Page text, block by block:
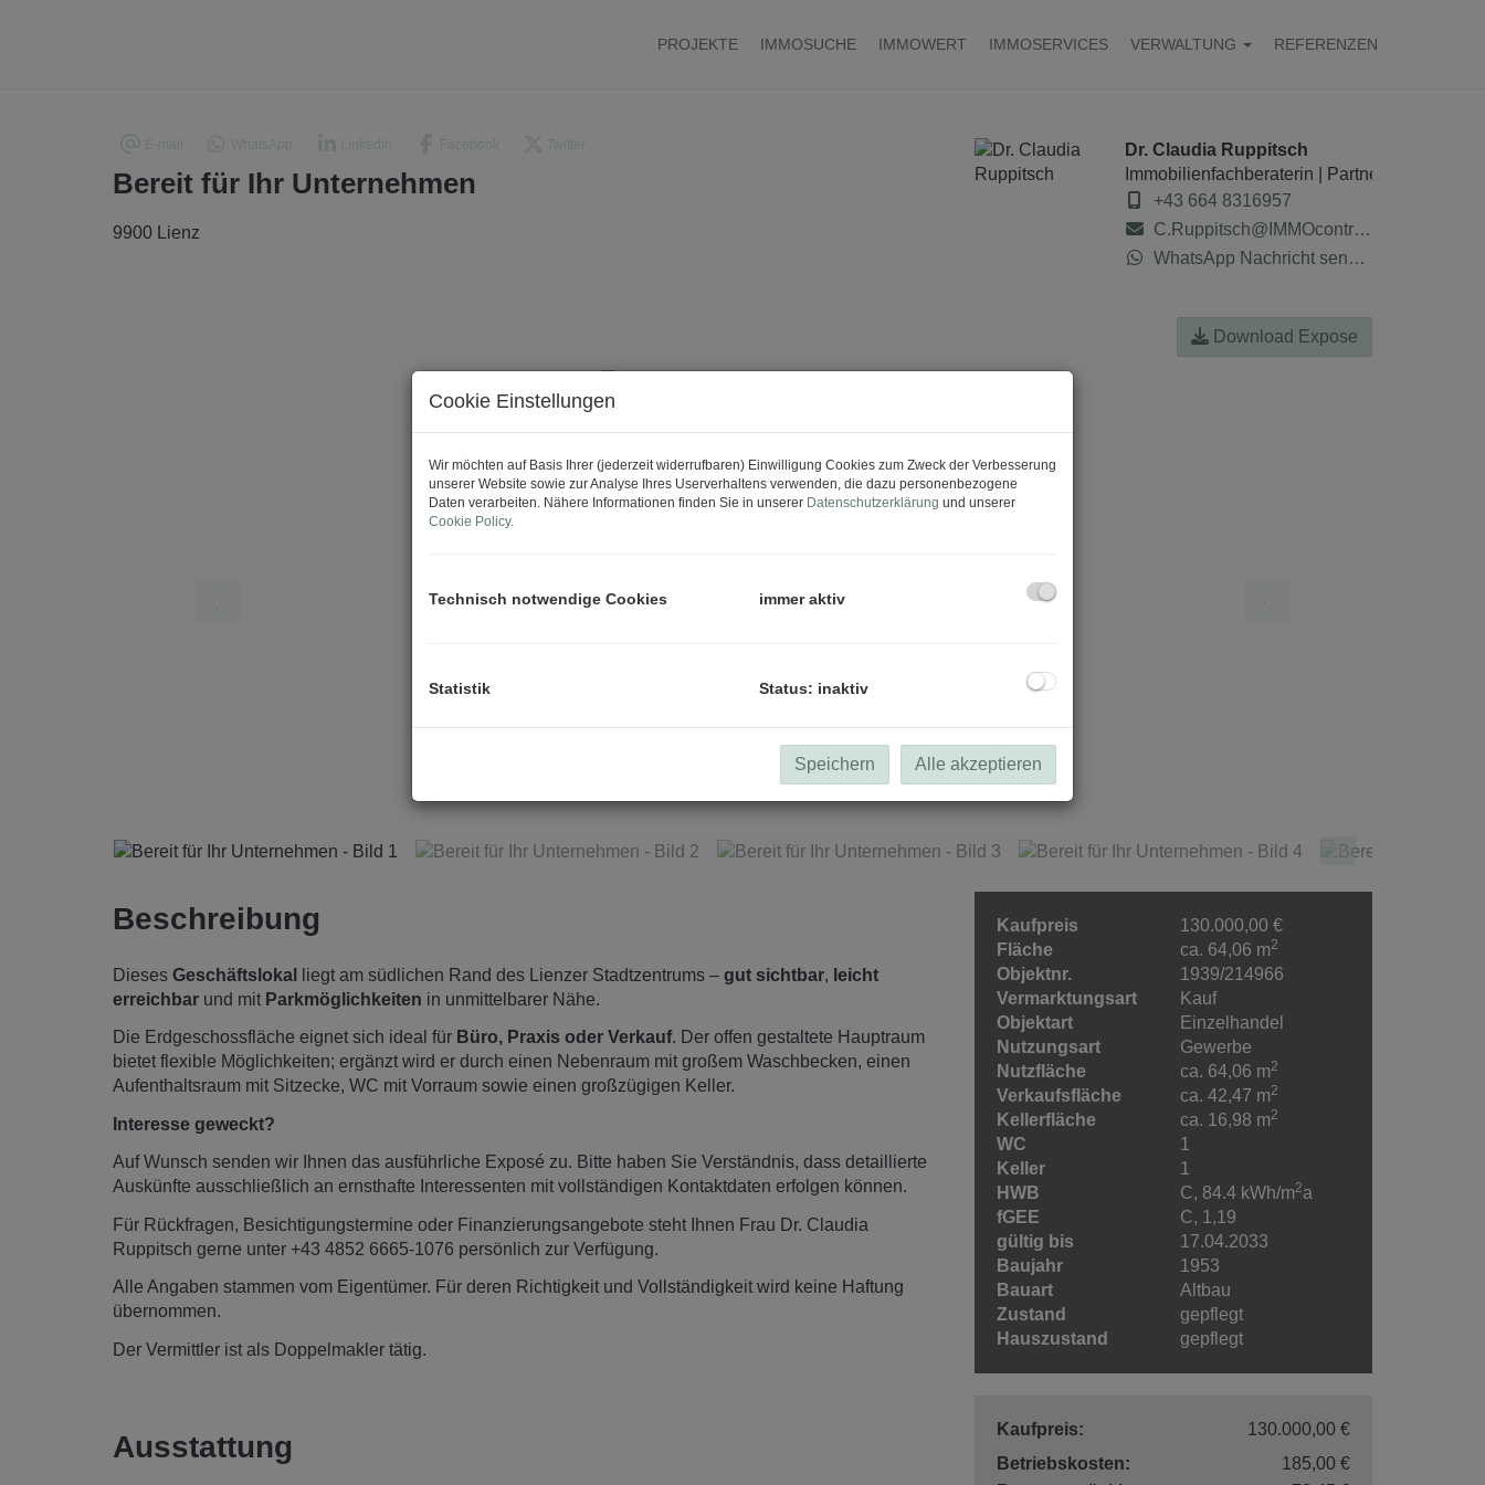
PROJEKTE IMMOSUCHE IMMOWERT IMMOSERVICES VERWALTUNG REFERENZEN
Bereit für Ihr Unternehmen
9900 Lienz
Dr. Claudia Ruppitsch
Immobilienfachberaterin | Partnerin der
+43 664 8316957
C.Ruppitsch@IMMOcontract.at
WhatsApp Nachricht senden
Download Expose
Beschreibung
Dieses Geschäftslokal liegt am südlichen Rand des Lienzer Stadtzentrums – gut sichtbar, leicht
erreichbar und mit Parkmöglichkeiten in unmittelbarer Nähe.
Die Erdgeschossfläche eignet sich ideal für Büro, Praxis oder Verkauf. Der offen gestaltete Hauptraum
bietet flexible Möglichkeiten; ergänzt wird er durch einen Nebenraum mit großem Waschbecken, einen
Aufenthaltsraum mit Sitzecke, WC mit Vorraum sowie einen großzügigen Keller.
Interesse geweckt?
Auf Wunsch senden wir Ihnen das ausführliche Exposé zu. Bitte haben Sie Verständnis, dass detaillierte
Auskünfte ausschließlich an ernsthafte Interessenten mit vollständigen Kontaktdaten erfolgen können.
Für Rückfragen, Besichtigungstermine oder Finanzierungsangebote steht Ihnen Frau Dr. Claudia
Ruppitsch gerne unter +43 4852 6665-1076 persönlich zur Verfügung.
Alle Angaben stammen vom Eigentümer. Für deren Richtigkeit und Vollständigkeit wird keine Haftung
übernommen.
Der Vermittler ist als Doppelmakler tätig.
Ausstattung
Kaufpreis
130.000,00 €
Fläche
ca. 64,06 m2
Objektnr.
1939/214966
Vermarktungsart
Kauf
Objektart
Einzelhandel
Nutzungsart
Gewerbe
Nutzfläche
ca. 64,06 m2
Verkaufsfläche ca. 42,47 m2
Kellerfläche ca. 16,98 m2
WC
1
Keller
1
HWB
C, 84.4 kWh/m2a
fGEE
C, 1,19
gültig bis
17.04.2033
Baujahr
1953
Bauart
Altbau
Zustand
gepflegt
Hauszustand
gepflegt
Kaufpreis:
130.000,00 €
Betriebskosten:
185,00 €
Cookie Einstellungen
Wir möchten auf Basis Ihrer (jederzeit widerrufbaren) Einwilligung Cookies zum Zweck der Verbesserung
unserer Website sowie zur Analyse Ihres Userverhaltens verwenden, die dazu personenbezogene
Daten verarbeiten. Nähere Informationen finden Sie in unserer Datenschutzerklärung und unserer
Cookie Policy.
Technisch notwendige Cookies immer aktiv
Statistik Status: inaktiv
Speichern Alle akzeptieren